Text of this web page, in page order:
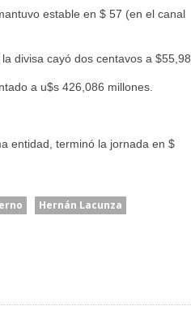
estable en $ 57 (en el canal
divisa cayó dos centavos a $55,98.
a u$s 426,086 millones.
entidad, terminó la jornada en $
Hernán Lacunza